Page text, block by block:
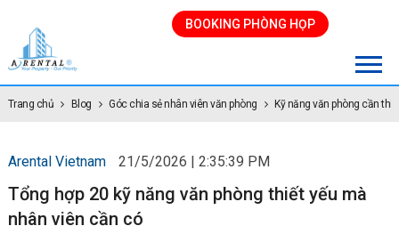
BOOKING PHÒNG HỌP
Trang chủ Blog Góc chia sẻ nhân viên văn phòng Kỹ năng văn phòng cần
Arental Vietnam 21/5/2026 | 2:35:39 PM
Tổng hợp 20 kỹ năng văn phòng thiết yếu mà
nhân viên cần có